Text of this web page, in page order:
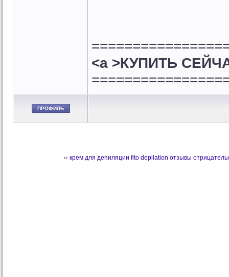
<a >КУПИТЬ
ПРОФИЛЬ
‹‹ крем для депиляции fito depilation отзывы